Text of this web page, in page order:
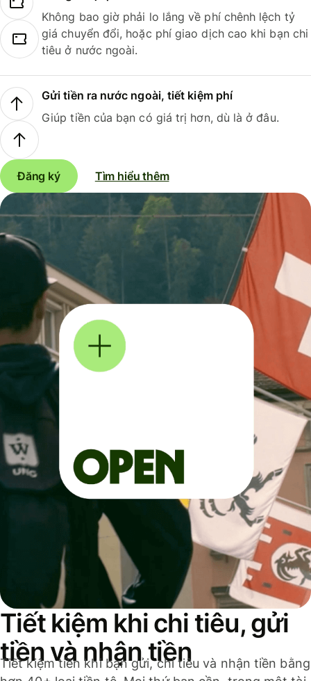
Không bao giờ phải lo lắng về phí chênh lệch tỷ
giá chuyển đổi, hoặc phí giao dịch cao khi bạn chi
tiêu ở nước ngoài.
Gửi tiền ra nước ngoài, tiết kiệm phí
Giúp tiền của bạn có giá trị hơn, dù là ở đâu.
Đăng ký Tìm hiểu thêm
Tiết kiệm khi chi tiêu, gửi
tiền và nhận tiền
Tiết kiệm tiền khi bạn gửi, chi tiêu và nhận tiền bằng